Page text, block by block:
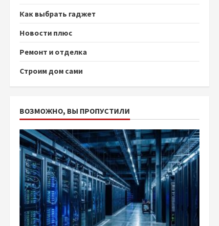
Как выбрать гаджет
Новости плюс
Ремонт и отделка
Строим дом сами
ВОЗМОЖНО, ВЫ ПРОПУСТИЛИ